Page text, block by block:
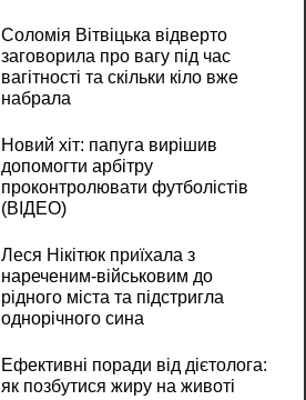
Соломія Вітвіцька відверто
заговорила про вагу під час
вагітності та скільки кіло вже
набрала
Новий хіт: папуга вирішив
допомогти арбітру
проконтролювати футболістів
(ВІДЕО)
Леся Нікітюк приїхала з
нареченим-військовим до
рідного міста та підстригла
однорічного сина
Ефективні поради від дієтолога:
як позбутися жиру на животі